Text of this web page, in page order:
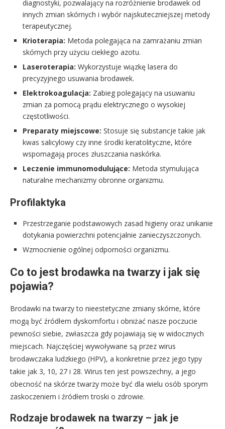
diagnostyki, pozwalający na rozróżnienie brodawek od
innych zmian skórnych i wybór najskuteczniejszej metody
terapeutycznej.
Krioterapia: Metoda polegająca na zamrażaniu zmian
skórnych przy użyciu ciekłego azotu.
Laseroterapia: Wykorzystuje wiązkę lasera do
precyzyjnego usuwania brodawek.
Elektrokoagulacja: Zabieg polegający na usuwaniu
zmian za pomocą prądu elektrycznego o wysokiej
częstotliwości.
Preparaty miejscowe: Stosuje się substancje takie jak
kwas salicylowy czy inne środki keratolityczne, które
wspomagają proces złuszczania naskórka.
Leczenie immunomodulujące: Metoda stymulująca
naturalne mechanizmy obronne organizmu.
Profilaktyka
Przestrzeganie podstawowych zasad higieny oraz unikanie
dotykania powierzchni potencjalnie zanieczyszczonych.
Wzmocnienie ogólnej odporności organizmu.
Co to jest brodawka na twarzy i jak się
pojawia?
Brodawki na twarzy to nieestetyczne zmiany skórne, które
mogą być źródłem dyskomfortu i obniżać nasze poczucie
pewności siebie, zwłaszcza gdy pojawiają się w widocznych
miejscach. Najczęściej wywoływane są przez wirus
brodawczaka ludzkiego (HPV), a konkretnie przez jego typy
takie jak 3, 10, 27 i 28. Wirus ten jest powszechny, a jego
obecność na skórze twarzy może być dla wielu osób sporym
zaskoczeniem i źródłem troski o zdrowie.
Rodzaje brodawek na twarzy – jak je